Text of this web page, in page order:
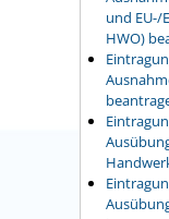
und EU-/
HWO)